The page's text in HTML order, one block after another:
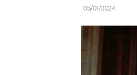
05/01/2024